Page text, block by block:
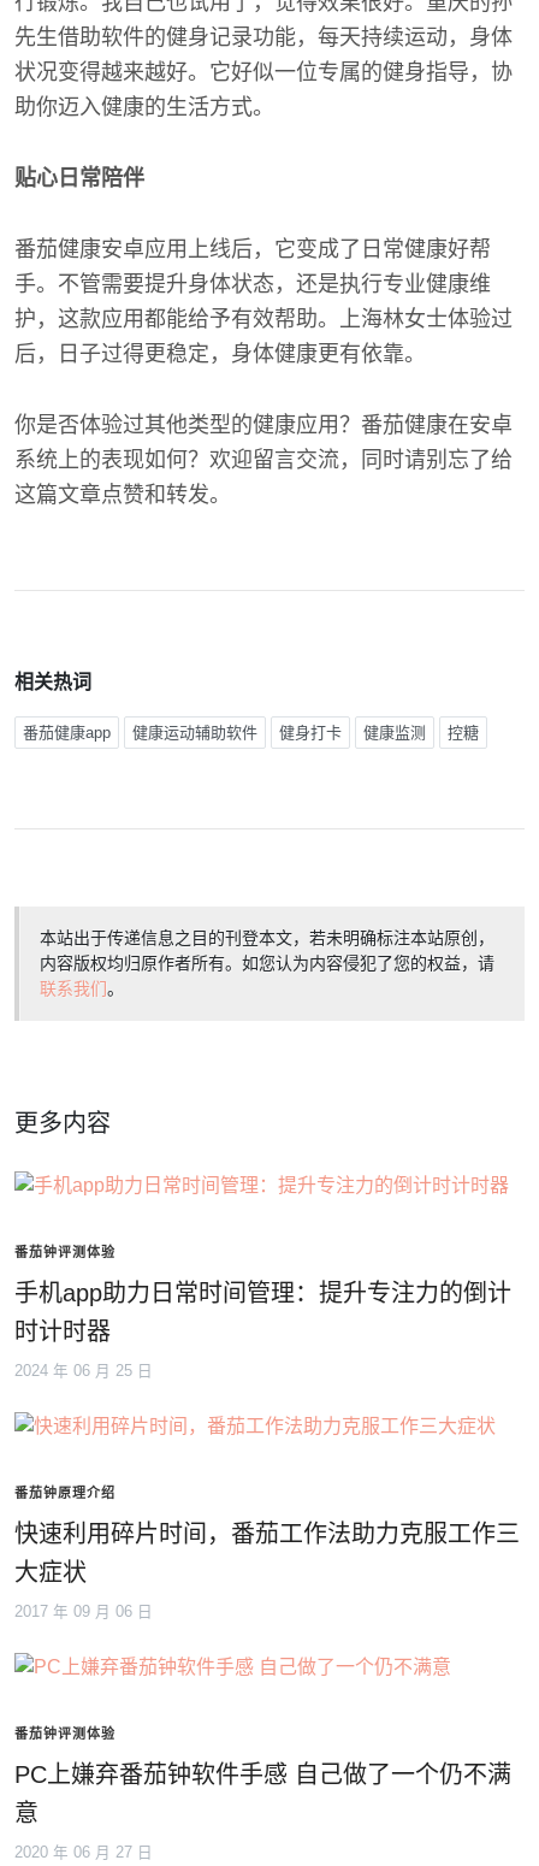
先生借助软件的健身记录功能，每天持续运动，身体
状况变得越来越好。它好似一位专属的健身指导，协
助你迈入健康的生活方式。
贴心日常陪伴
番茄健康安卓应用上线后，它变成了日常健康好帮
手。不管需要提升身体状态，还是执行专业健康维
护，这款应用都能给予有效帮助。上海林女士体验过
后，日子过得更稳定，身体健康更有依靠。
你是否体验过其他类型的健康应用？番茄健康在安卓
系统上的表现如何？欢迎留言交流，同时请别忘了给
这篇文章点赞和转发。
相关热词
番茄健康app 健康运动辅助软件 健身打卡 健康监测 控糖
本站出于传递信息之目的刊登本文，若未明确标注本站原创，
内容版权均归原作者所有。如您认为内容侵犯了您的权益，请
联系我们。
更多内容
番茄钟评测体验
手机app助力日常时间管理：提升专注力的倒计
时计时器
2024 年 06 月 25 日
番茄钟原理介绍
快速利用碎片时间，番茄工作法助力克服工作三
大症状
2017 年 09 月 06 日
番茄钟评测体验
PC上嫌弃番茄钟软件手感 自己做了一个仍不满
意
2020 年 06 月 27 日